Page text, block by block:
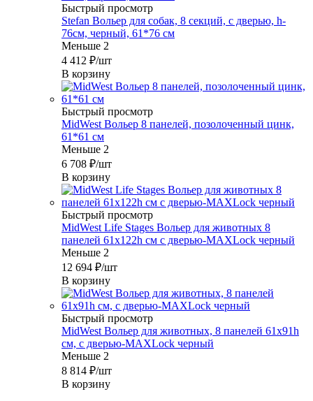
Быстрый просмотр
Stefan Вольер для собак, 8 секций, с дверью, h-
76см, черный, 61*76 см
Меньше 2
4 412 ₽/шт
В корзину
Быстрый просмотр
MidWest Вольер 8 панелей, позолоченный цинк,
61*61 см
Меньше 2
6 708 ₽/шт
В корзину
Быстрый просмотр
MidWest Life Stages Вольер для животных 8
панелей 61х122h см с дверью-MAXLock черный
Меньше 2
12 694 ₽/шт
В корзину
Быстрый просмотр
MidWest Вольер для животных, 8 панелей 61х91h
см, с дверью-MAXLock черный
Меньше 2
8 814 ₽/шт
В корзину